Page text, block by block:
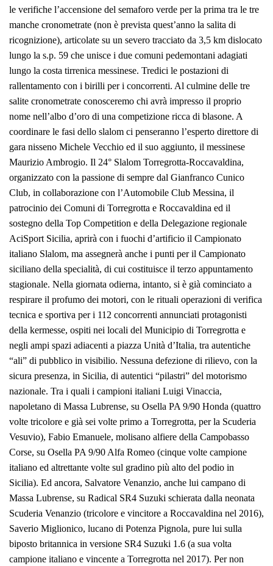
le verifiche l’accensione del semaforo verde per la prima tra le tre
manche cronometrate (non è prevista quest’anno la salita di
ricognizione), articolate su un severo tracciato da 3,5 km dislocato
lungo la s.p. 59 che unisce i due comuni pedemontani adagiati
lungo la costa tirrenica messinese. Tredici le postazioni di
rallentamento con i birilli per i concorrenti. Al culmine delle tre
salite cronometrate conosceremo chi avrà impresso il proprio
nome nell’albo d’oro di una competizione ricca di blasone. A
coordinare le fasi dello slalom ci penseranno l’esperto direttore di
gara nisseno Michele Vecchio ed il suo aggiunto, il messinese
Maurizio Ambrogio. Il 24° Slalom Torregrotta-Roccavaldina,
organizzato con la passione di sempre dal Gianfranco Cunico
Club, in collaborazione con l’Automobile Club Messina, il
patrocinio dei Comuni di Torregrotta e Roccavaldina ed il
sostegno della Top Competition e della Delegazione regionale
AciSport Sicilia, aprirà con i fuochi d’artificio il Campionato
italiano Slalom, ma assegnerà anche i punti per il Campionato
siciliano della specialità, di cui costituisce il terzo appuntamento
stagionale. Nella giornata odierna, intanto, si è già cominciato a
respirare il profumo dei motori, con le rituali operazioni di verifica
tecnica e sportiva per i 112 concorrenti annunciati protagonisti
della kermesse, ospiti nei locali del Municipio di Torregrotta e
negli ampi spazi adiacenti a piazza Unità d’Italia, tra autentiche
“ali” di pubblico in visibilio. Nessuna defezione di rilievo, con la
sicura presenza, in Sicilia, di autentici “pilastri” del motorismo
nazionale. Tra i quali i campioni italiani Luigi Vinaccia,
napoletano di Massa Lubrense, su Osella PA 9/90 Honda (quattro
volte tricolore e già sei volte primo a Torregrotta, per la Scuderia
Vesuvio), Fabio Emanuele, molisano alfiere della Campobasso
Corse, su Osella PA 9/90 Alfa Romeo (cinque volte campione
italiano ed altrettante volte sul gradino più alto del podio in
Sicilia). Ed ancora, Salvatore Venanzio, anche lui campano di
Massa Lubrense, su Radical SR4 Suzuki schierata dalla neonata
Scuderia Venanzio (tricolore e vincitore a Roccavaldina nel 2016),
Saverio Miglionico, lucano di Potenza Pignola, pure lui sulla
biposto britannica in versione SR4 Suzuki 1.6 (a sua volta
campione italiano e vincente a Torregrotta nel 2017). Per non